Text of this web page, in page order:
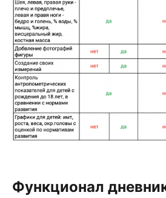
Функционал